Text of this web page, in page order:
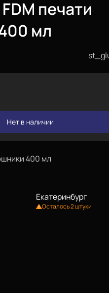
печати
мл
Нет в наличии
400 мл
Екатеринбург
Осталось 2 штуки